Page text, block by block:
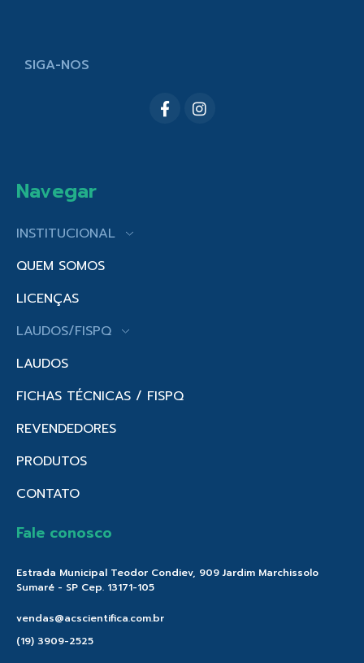
SIGA-NOS
Navegar
INSTITUCIONAL
QUEM SOMOS
LICENÇAS
LAUDOS/FISPQ
LAUDOS
FICHAS TÉCNICAS / FISPQ
REVENDEDORES
PRODUTOS
CONTATO
Fale conosco
Estrada Municipal Teodor Condiev, 909 Jardim Marchissolo
Sumaré - SP Cep. 13171-105
vendas@acscientifica.com.br
(19) 3909-2525